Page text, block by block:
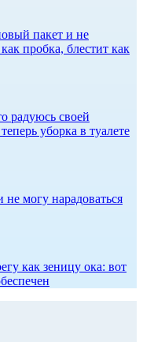
пакет и не
пробка, блестит как
радуюсь своей
уборка в туалете
могу нарадоваться
как зеницу ока: вот